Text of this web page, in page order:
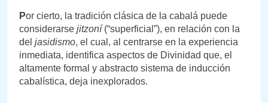
Por cierto, la tradición clásica de la cabalá puede
considerarse jitzoní(“superficial”), en relación con la
del jasidismo, el cual, al centrarse en la experiencia
inmediata, identifica aspectos de Divinidad que, el
altamente formal y abstracto sistema de inducción
cabalística, deja inexplorados.